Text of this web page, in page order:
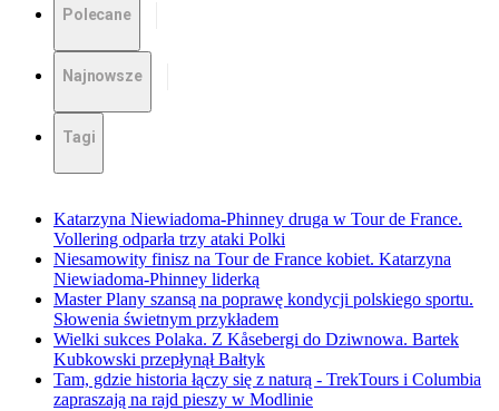
Polecane
Najnowsze
Tagi
Katarzyna Niewiadoma-Phinney druga w Tour de France.
Vollering odparła trzy ataki Polki
Niesamowity finisz na Tour de France kobiet. Katarzyna
Niewiadoma-Phinney liderką
Master Plany szansą na poprawę kondycji polskiego sportu.
Słowenia świetnym przykładem
Wielki sukces Polaka. Z Kåsebergi do Dziwnowa. Bartek
Kubkowski przepłynął Bałtyk
Tam, gdzie historia łączy się z naturą - TrekTours i Columbia
zapraszają na rajd pieszy w Modlinie